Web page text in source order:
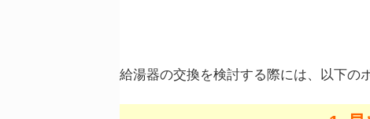
給湯器の交換を検討する際には、以下の